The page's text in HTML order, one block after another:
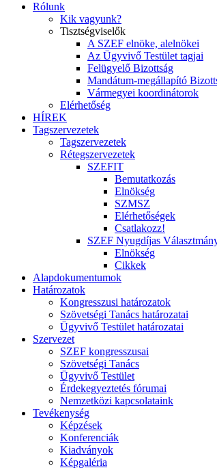
Rólunk
Kik vagyunk?
Tisztségviselők
A SZEF elnöke, alelnökei
Az Ügyvivő Testület tagjai
Felügyelő Bizottság
Mandátum-megállapító
Vármegyei koordinátorok
Elérhetőség
HÍREK
Tagszervezetek
Tagszervezetek
Rétegszervezetek
SZEFIT
Bemutatkozás
Elnökség
SZMSZ
Elérhetőségek
Csatlakozz!
SZEF Nyugdíjas
Elnökség
Cikkek
Alapdokumentumok
Határozatok
Kongresszusi határozatok
Szövetségi Tanács határozatai
Ügyvivő Testület határozatai
Szervezet
SZEF kongresszusai
Szövetségi Tanács
Ügyvivő Testület
Érdekegyeztetés fórumai
Nemzetközi kapcsolataink
Tevékenység
Képzések
Konferenciák
Kiadványok
Képgaléria